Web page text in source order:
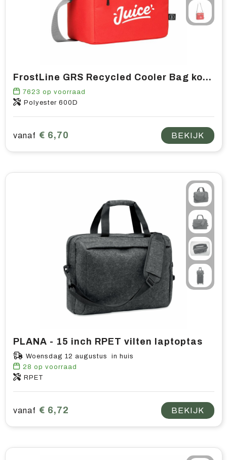
FrostLine GRS Recycled Cooler Bag koeltas
7623 op voorraad
Polyester 600D
vanaf € 6,70 BEKIJK
PLANA - 15 inch RPET vilten laptoptas
Woensdag 12 augustus in huis
28 op voorraad
RPET
vanaf € 6,72 BEKIJK